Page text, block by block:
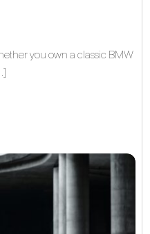
you own a classic BMW